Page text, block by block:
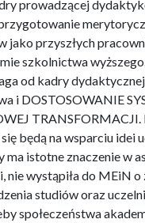
prowadzącej
jako przyszłych
szkolnictwa
od kadry
i DOSTOSOWANIE
będą na wsparciu idei
istotne znaczenie w
wystąpiła do MEiN o
studiów oraz
społeczeństwa